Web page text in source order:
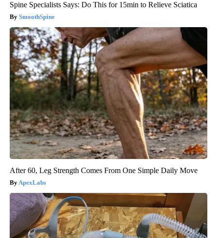
Spine Specialists Says: Do This for 15min to Relieve Sciatica
SmoothSpine
After 60, Leg Strength Comes From One Simple Daily Move
ApexLabs